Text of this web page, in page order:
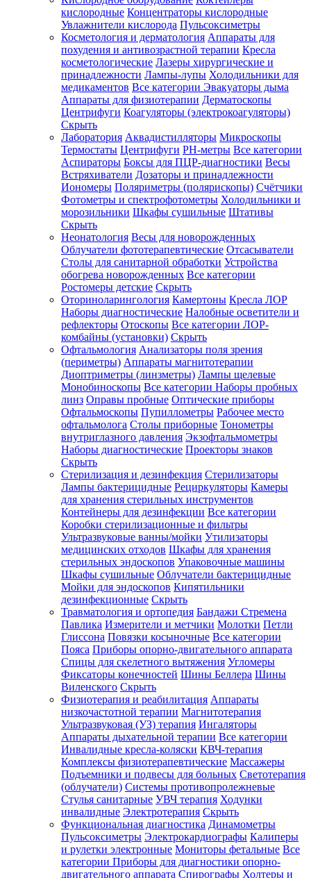
Зарегистрироваться
Зачем
регистрироваться?
Все
покупки
одном
месте
Личный
менеджер
Отслеживание
статуса
заказа
кислородные Концентраторы кислородные
Увлажнители кислорода Пульсоксиметры
Косметология и дерматология Аппараты для
похудения и антивозрастной терапии Кресла
косметологические Лазеры хирургические и
принадлежности Лампы-лупы Холодильники для
медикаментов Все категории Эвакуаторы дыма
Аппараты для физиотерапии Дерматоскопы
Центрифуги Коагуляторы (электрокоагуляторы)
Скрыть
Лаборатория Аквадистилляторы Микроскопы
Термостаты Центрифуги PH-метры Все категории
Аспираторы Боксы для ПЦР-диагностики Весы
Встряхиватели Дозаторы и принадлежности
Иономеры Поляриметры (полярископы) Счётчики
Фотометры и спектрофотометры Холодильники и
морозильники Шкафы сушильные Штативы
Скрыть
Неонатология Весы для новорожденных
Облучатели фототерапевтические Отсасыватели
Столы для санитарной обработки Устройства
обогрева новорожденных Все категории
Ростомеры детские Скрыть
Оториноларингология Камертоны Кресла ЛОР
Наборы диагностические Налобные осветители и
рефлекторы Отоскопы Все категории ЛОР-
комбайны (установки) Скрыть
Офтальмология Анализаторы поля зрения
(периметры) Аппараты магнитотерапии
Диоптриметры (линзметры) Лампы щелевые
Монобиноскопы Все категории Наборы пробных
линз Оправы пробные Оптические приборы
Офтальмоскопы Пупиллометры Рабочее место
офтальмолога Столы приборные Тонометры
внутриглазного давления Экзофтальмометры
Наборы диагностические Проекторы знаков
Скрыть
Стерилизация и дезинфекция Стерилизаторы
Лампы бактерицидные Рециркуляторы Камеры
для хранения стерильных инструментов
Контейнеры для дезинфекции Все категории
Коробки стерилизационные и фильтры
Ультразвуковые ванны/мойки Утилизаторы
медицинских отходов Шкафы для хранения
стерильных эндоскопов Упаковочные машины
Шкафы сушильные Облучатели бактерицидные
Мойки для эндоскопов Кипятильники
дезинфекционные Скрыть
Травматология и ортопедия Бандажи Стремена
Павлика Измерители и метчики Молотки Петли
Глиссона Повязки косыночные Все категории
Пояса Приборы опорно-двигательного аппарата
Спицы для скелетного вытяжения Угломеры
Фиксаторы конечностей Шины Беллера Шины
Виленского Скрыть
Физиотерапия и реабилитация Аппараты
низкочастотной терапии Магнитотерапия
Ультразвуковая (УЗ) терапия Ингаляторы
Аппараты дыхательной терапии Все категории
Инвалидные кресла-коляски КВЧ-терапия
Комплексы физиотерапевтические Массажеры
Подъемники и подвесы для больных Светотерапия
(облучатели) Системы противопролежневые
Стулья санитарные УВЧ терапия Ходунки
инвалидные Электротерапия Скрыть
Функциональная диагностика Динамометры
Пульсоксиметры Электрокардиографы Калиперы
и рулетки электронные Мониторы фетальные Все
категории Приборы для диагностики опорно-
двигательного аппарата Спирографы Холтеры и